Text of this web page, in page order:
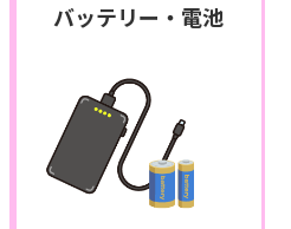
バッテリー・電池